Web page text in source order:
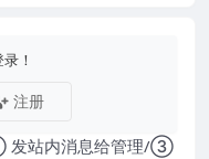
！
注册
发站内消息给管理/③